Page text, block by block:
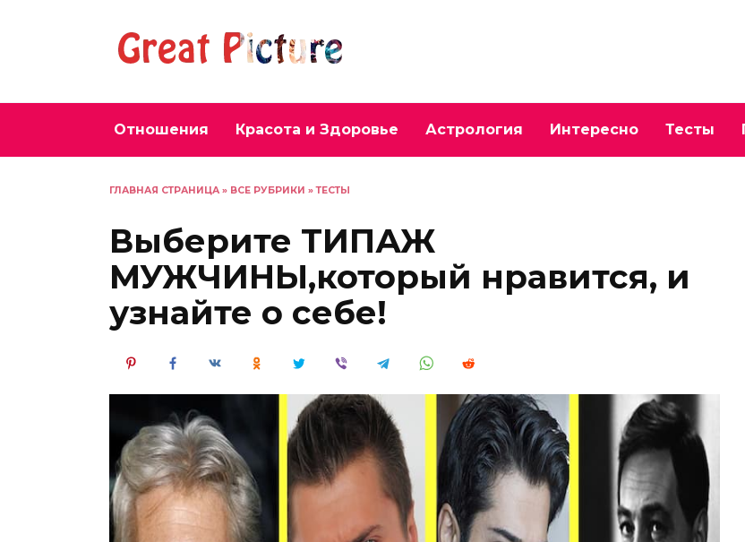
Отношения Красота и Здоровье Астрология Интересно Тесты
ГЛАВНАЯ СТРАНИЦА » ВСЕ РУБРИКИ »ТЕСТЫ
Выберите ТИПАЖ
МУЖЧИНЫ,который нравится, и
узнайте о себе!